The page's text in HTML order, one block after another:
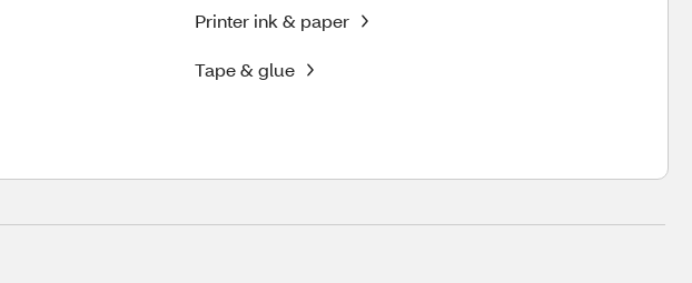
Printer ink & paper
Tape & glue